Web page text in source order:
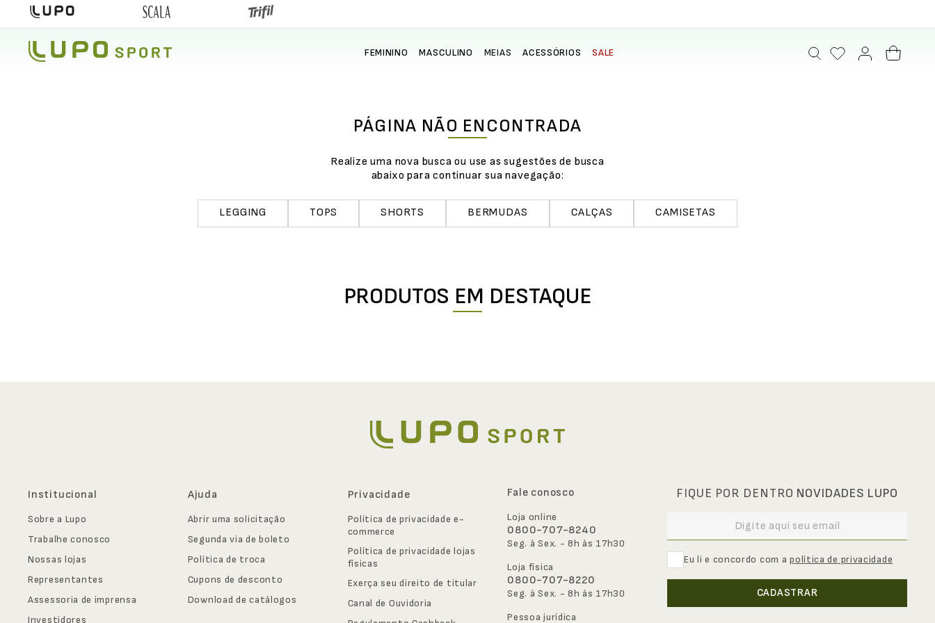
FEMININO MASCULINO MEIAS ACESSÓRIOS SALE
PÁGINA NÃO ENCONTRADA
Realize uma nova busca ou use as sugestões de busca
abaixo para continuar sua navegação:
LEGGING TOPS SHORTS BERMUDAS CALÇAS CAMISETAS
PRODUTOS EM DESTAQUE
Institucional
Sobre a Lupo
Trabalhe conosco
Nossas lojas
Representantes
Assessoria de imprensa
Investidores
Ajuda
Abrir uma solicitação
Segunda via de boleto
Política de troca
Cupons de desconto
Download de catálogos
Privacidade
Política de privacidade e-
commerce
Política de privacidade lojas
físicas
Exerça seu direito de titular
Canal de Ouvidoria
Fale conosco
Loja online
0800-707-8240
Seg. à Sex. - 8h às 17h30
Loja física
0800-707-8220
Seg. à Sex. - 8h às 17h30
Pessoa jurídica
FIQUE POR DENTRO NOVIDADES LUPO
Eu li e concordo com apolítica de privacidade
CADASTRAR